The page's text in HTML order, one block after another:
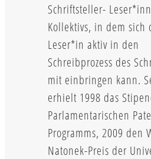
Schriftsteller-
Kollektivs, in dem sich
Leser*in aktiv in den
Schreibprozess des
mit einbringen kann.
erhielt 1998 das
Parlamentarischen
Programms, 2009 den
Natonek-Preis der